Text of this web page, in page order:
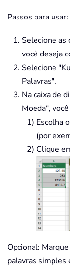
Passos para usar:
Selecione as
você deseja
Selecione
Palavras".
Na caixa de
Moeda",
Escolha
(por
Clique
Opcional:
palavras simples